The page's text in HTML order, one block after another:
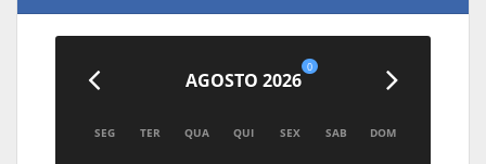
AGOSTO 2026
0
SEG TER QUA QUI SEX SAB DOM